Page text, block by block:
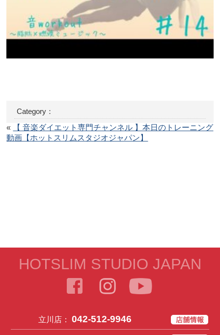
Category：
«
【 音楽ダイエット専門チャンネル 】本日のトレーニング
動画【ホットスリムスタジオジャパン】
HOTSLIM STUDIO JAPAN
立川店：
042-512-9946